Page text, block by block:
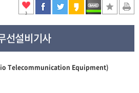
3
선설비기사
Telecommunication Equipment)